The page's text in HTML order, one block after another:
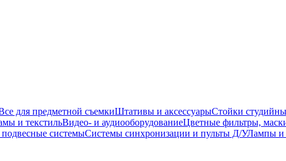
для предметной съемкиШтативы и аксессуарыСтойки
и текстильВидео- и аудиооборудованиеЦветные фильтры,
системыСистемы синхронизации и пульты Д/УЛампы и